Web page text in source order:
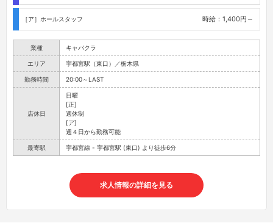
［ア］ホールスタッフ 時給：1,400円～
業種 キャバクラ
エリア 宇都宮駅（東口）／栃木県
勤務時間 20:00～LAST
店休日
日曜
[正]
週休制
[ア]
週４日から勤務可能
最寄駅 宇都宮線 - 宇都宮駅 (東口) より徒歩6分
求人情報の詳細を見る